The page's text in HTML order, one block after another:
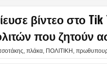
βίντεο στο
που ζητούν
πλάκα ΠΟΛΙΤΙΚΗ